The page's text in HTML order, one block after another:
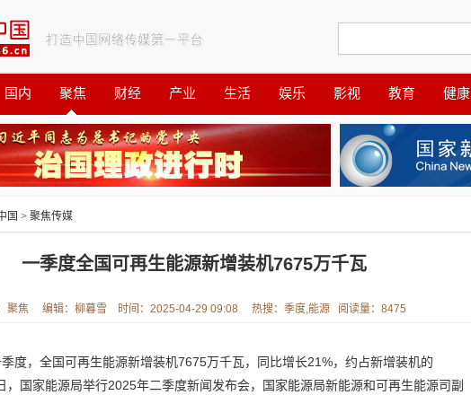
国内 聚焦 财经 产业 生活 娱乐 影视 教育 健康
国 > 聚焦传媒
一季度全国可再生能源新增装机7675万千瓦
聚焦 编辑：柳暮雪 时间：2025-04-29 09:08 热搜：季度,能源 阅读量：8475
度，全国可再生能源新增装机7675万千瓦，同比增长21%，约占新增装机的
，国家能源局举行2025年二季度新闻发布会，国家能源局新能源和可再生能源司副